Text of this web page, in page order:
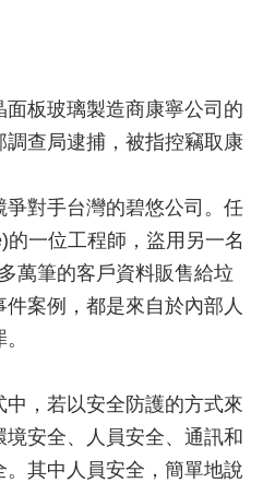
板玻璃製造商康寧公司的
查局逮捕，被指控竊取康
對手台灣的碧悠公司。任
一位工程師，盜用另一名
萬筆的客戶資料販售給垃
案例，都是來自於內部人
，若以安全防護的方式來
安全、人員安全、通訊和
其中人員安全，簡單地說